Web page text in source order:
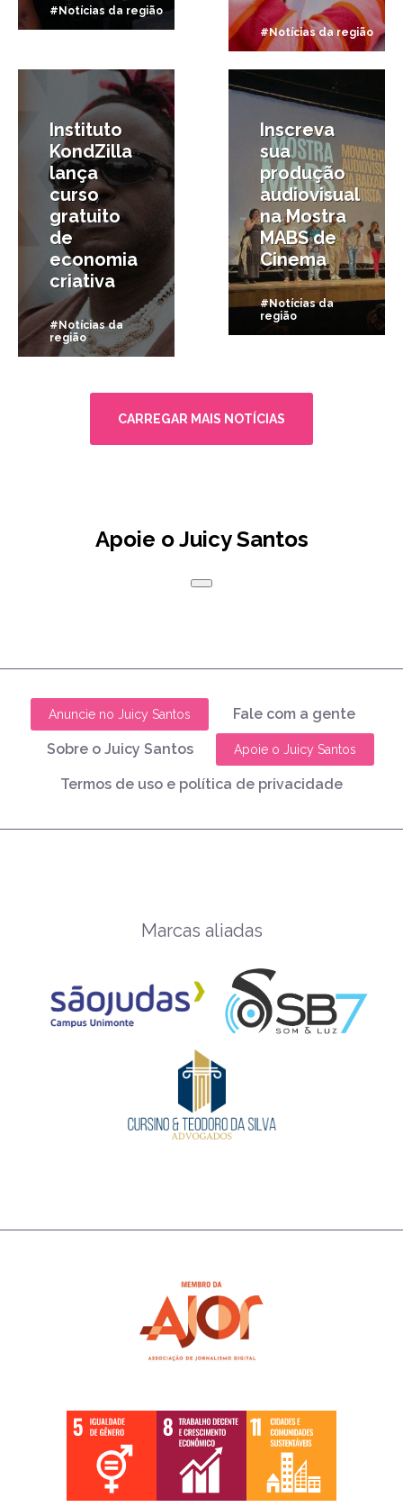
#Notícias da região
#Notícias da região
Instituto
KondZilla
lança
curso
gratuito
de
economia
criativa
#Notícias da
região
28/06/2025
Inscreva
sua
produção
audiovisual
na Mostra
MABS de
Cinema
#Notícias da
região
CARREGAR MAIS NOTÍCIAS
Apoie o Juicy Santos
Anuncie no Juicy Santos Fale com a gente
Sobre o Juicy Santos Apoie o Juicy Santos
Termos de uso e política de privacidade
Marcas aliadas